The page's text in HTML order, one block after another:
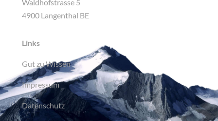
Waldhofstrasse 5
4900 Langenthal BE
Links
Gut zu Wissen
Impressum
Datenschutz